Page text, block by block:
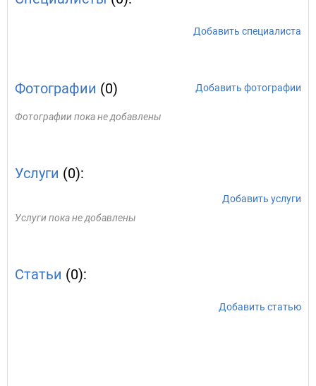
Добавить специалиста
Фотографии (0) Добавить фотографии
Фотографии пока не добавлены
Услуги (0):
Добавить услуги
Услуги пока не добавлены
Статьи (0):
Добавить статью